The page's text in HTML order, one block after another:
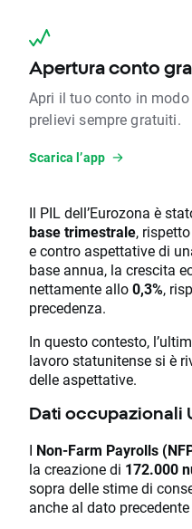
Apertura conto
Apri il tuo conto in
prelievi sempre gratuiti.
Scarica l’app
Il PIL dell’Eurozona è
base trimestrale,
e contro aspettative di
base annua, la crescita
nettamente allo0,3%,
precedenza.
In questo contesto,
lavoro statunitense si è
delle aspettative.
Dati occupazionali
I Non-Farm Payrolls
la creazione di 172.000
sopra delle stime di
anche al dato